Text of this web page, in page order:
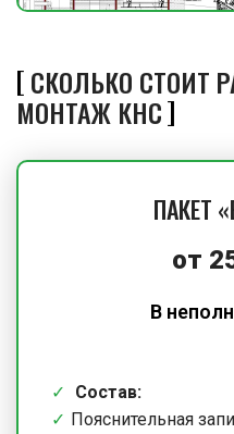
СКОЛЬКО СТОИТ
МОНТАЖ КНС
ПАКЕТ
от
В
Состав:
Пояснительная